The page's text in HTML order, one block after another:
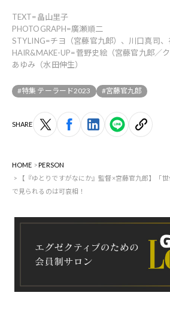
TEXT=畠山里子
PHOTOGRAPH=廣瀬順二
STYLING=チヨ（宮藤官九郎）、川口真司、
HAIR&MAKE-UP=菅野史絵（宮藤官九郎／
あゆみ（水田伸生）
#特集 テーラード2023 #宮藤官九郎
SHARE
HOME
PERSON
【『ゆとりですがなにか』監督×宮藤官九郎】「
で見られるのは可哀相！